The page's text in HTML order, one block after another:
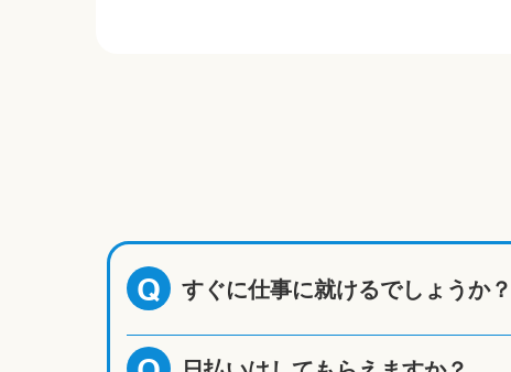
Q すぐに仕事に就けるでしょうか？